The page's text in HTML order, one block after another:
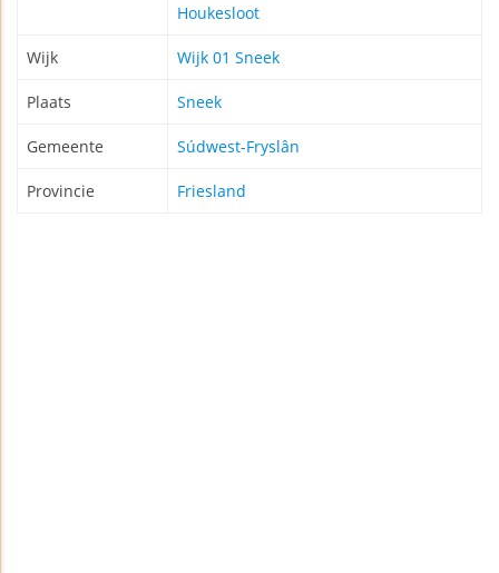
Houkesloot
Wijk Wijk 01 Sneek
Plaats Sneek
Gemeente Súdwest-Fryslân
Provincie Friesland